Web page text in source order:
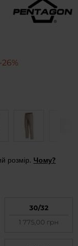
-26%
розмір. Чому?
30/32
1 775,00 грн